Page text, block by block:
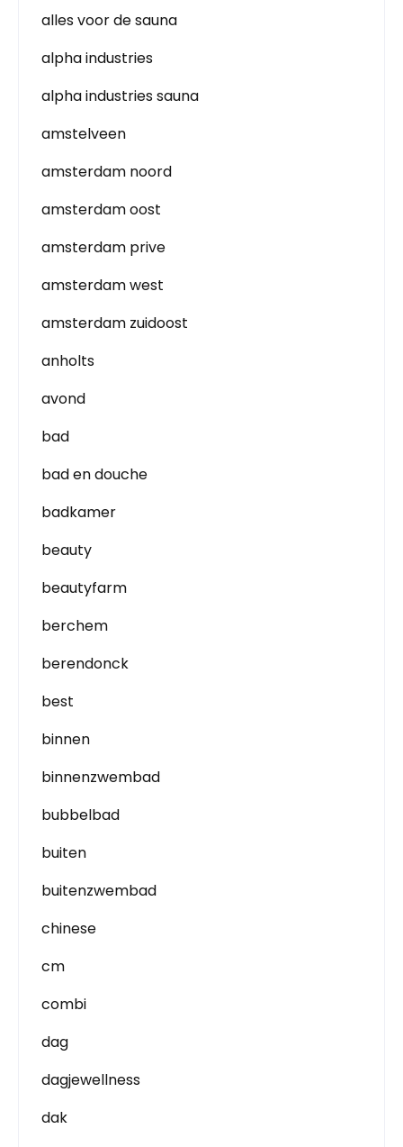
alles voor de sauna
alpha industries
alpha industries sauna
amstelveen
amsterdam noord
amsterdam oost
amsterdam prive
amsterdam west
amsterdam zuidoost
anholts
avond
bad
bad en douche
badkamer
beauty
beautyfarm
berchem
berendonck
best
binnen
binnenzwembad
bubbelbad
buiten
buitenzwembad
chinese
cm
combi
dag
dagjewellness
dak